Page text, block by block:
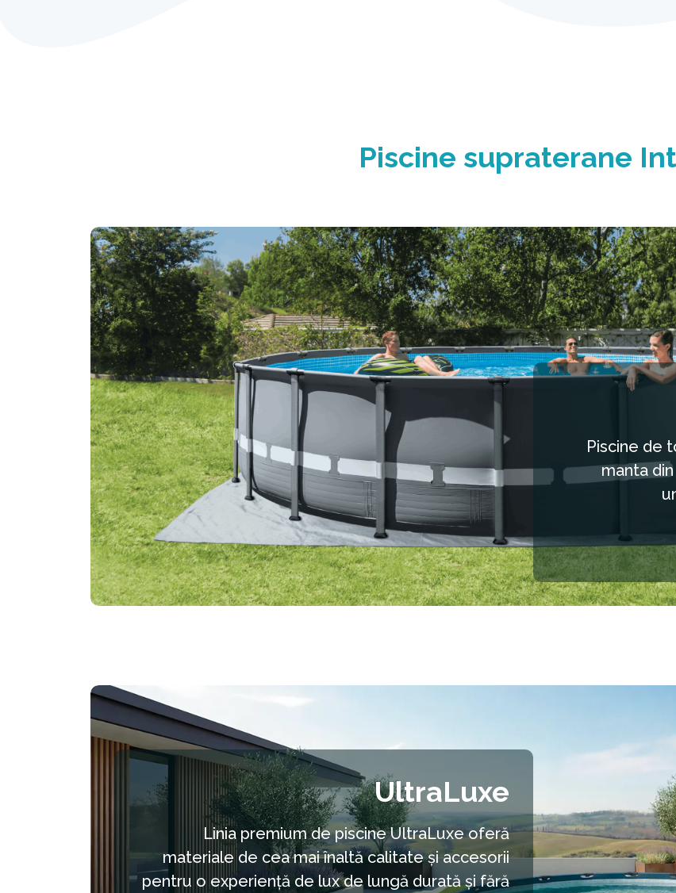
AERAREA APEI
ÎMBUNĂTĂȚEȘTE
CIRCULAȚIA
ACESTEIA, CEEA CE
DUCE LA O FILTRARE
MAI EFICIENTĂ.
ÎN TIMPUL
PROCESULUI DE
AERARE, MINERALELE
SUNT ÎNDEPĂRTATE
PRIN OXIDARE,
OBȚINÂNDU-SE
ASTFEL O PURITATE
MAXIMĂ A APEI.
CANTITATEA
CRESCUTĂ DE
ANIONI ASIGURĂ O
AERULUI DIN JURUL
Minimizare
Piscine supraterane
Piscine de
manta
UltraLuxe
Linia premium de piscine UltraLuxe oferă
materiale de cea mai înaltă calitate și accesorii
pentru o experiență de lux de lungă durată și fără